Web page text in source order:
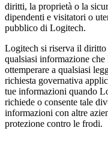
diritti, la proprietà o la
dipendenti e visitatori o
pubblico di Logitech.
Logitech si riserva il
qualsiasi informazione
ottemperare a qualsiasi
richiesta governativa
tue informazioni quando
richiede o consente tale
informazioni con altre
protezione contro le frodi.